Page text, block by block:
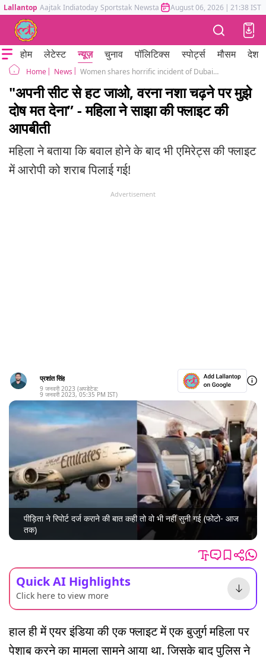
Lallantop Aajtak Indiatoday Sportstak Newstak Mumbai Tak Astrotak
August 06, 2026 | 21:38 IST
होम लेटेस्ट न्यूज़ चुनाव पॉलिटिक्स स्पोर्ट्स मौसम देश
Home News Women shares horrific incident of Dubai-Delhi bound emirates flight, criticizes man attitude on board
"अपनी सीट से हट जाओ, वरना नशा चढ़ने पर मुझे
दोष मत देना” - महिला ने साझा की फ्लाइट की
आपबीती
महिला ने बताया कि बवाल होने के बाद भी एमिरेट्स की फ्लाइट
में आरोपी को शराब पिलाई गई!
Advertisement
प्रशांत सिंह
9 जनवरी 2023 (अपडेटेड:
9 जनवरी 2023, 05:35 PM IST)
पीड़िता ने रिपोर्ट दर्ज कराने की बात कही तो वो भी नहीं सुनी गई (फोटो- आज
तक)
Quick AI Highlights
Click here to view more
हाल ही में एयर इंडिया की एक फ्लाइट में एक बुजुर्ग महिला पर
पेशाब करने का मामला सामने आया था. जिसके बाद पुलिस ने